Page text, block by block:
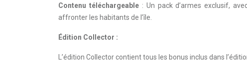
Contenu téléchargeable: Un pack d’armes exclusif,
affronter les habitants de l’île.
Édition Collector :
L’édition Collector contient tous les bonus inclus dans